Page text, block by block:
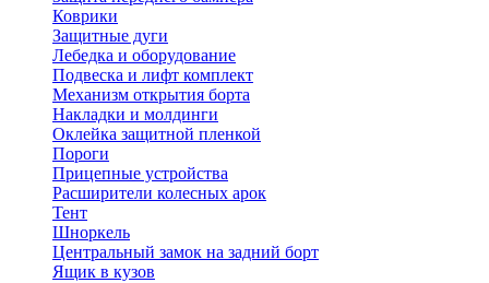
Коврики
Защитные дуги
Лебедка и оборудование
Подвеска и лифт комплект
Механизм открытия борта
Накладки и молдинги
Оклейка защитной пленкой
Пороги
Прицепные устройства
Расширители колесных арок
Тент
Шноркель
Центральный замок на задний борт
Ящик в кузов